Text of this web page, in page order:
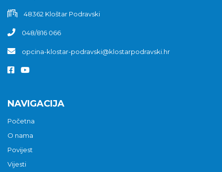
48362 Kloštar Podravski
048/816 066
opcina-klostar-podravski@klostarpodravski.hr
NAVIGACIJA
Početna
O nama
Povijest
Vijesti